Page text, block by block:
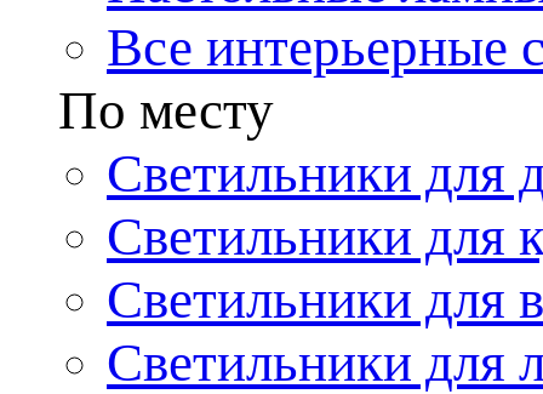
Все интерьерные
По месту
Светильники для
Светильники для
Светильники для
Светильники для